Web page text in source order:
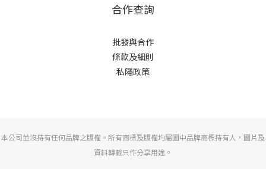
合作查詢
批發與合作
條款及細則
私隱政策
本公司並沒持有任何品牌之版權。所有商標及版權均屬圖中品牌商標持有人，圖片及
資料轉載只作分享用途。